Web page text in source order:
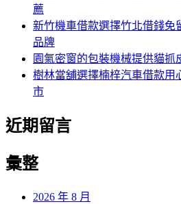
薦
新竹機車借款選擇竹北借錢免
品牌
園氣密窗的包裝機械提供貓抓
樹林當舖選擇楠梓汽車借款用
市
近期留言
彙整
2026 年 8 月